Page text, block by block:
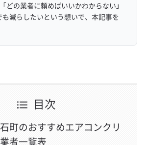
どの業者に頼めばいいかわからない」
減らしたいという想いで、本記事を
目次
町のおすすめエアコンクリ
者一覧表